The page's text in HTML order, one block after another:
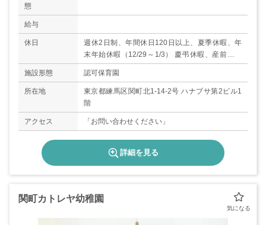
態
給与
休日
週休2日制、年間休日120日以上、夏季休暇、年
末年始休暇（12/29～1/3） 慶弔休暇、産前産後
休暇、育児休暇、有給休暇（6ヵ月経過後の年次
有給休暇日数10日)
施設形態 認可保育園
所在地
東京都練馬区関町北1-14-2号 ハナブサ第2ビル1
階
アクセス 「お問い合わせください」
詳細を見る
関町カトレヤ幼稚園